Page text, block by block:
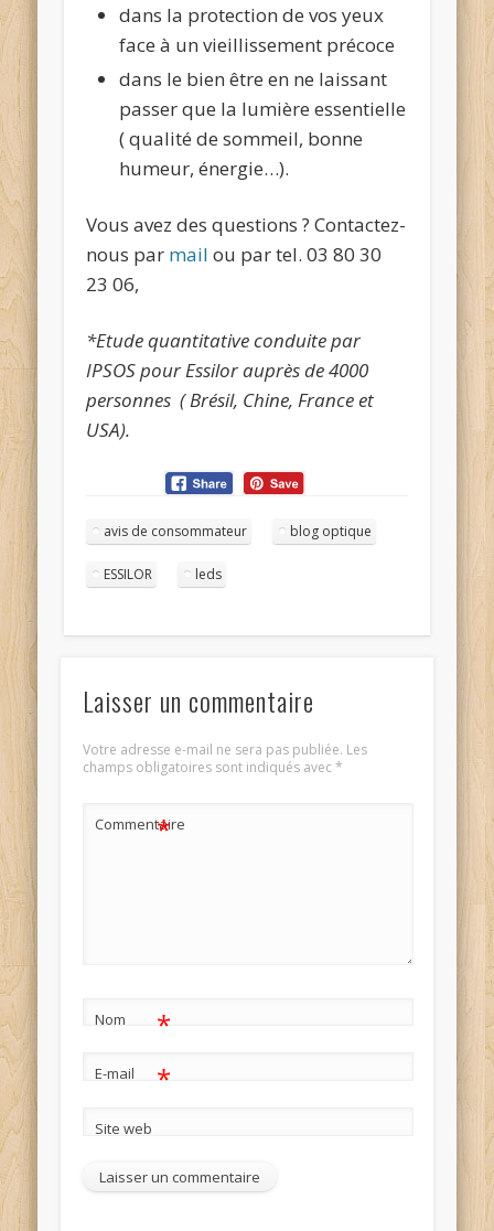
dans la protection de vos yeux
face à un vieillissement précoce
dans le bien être en ne laissant
passer que la lumière essentielle
( qualité de sommeil, bonne
humeur, énergie…).
Vous avez des questions ? Contactez-
nous par mail ou par tel. 03 80 30
23 06,
*Etude quantitative conduite par
IPSOS pour Essilor auprès de 4000
personnes ( Brésil, Chine, France et
USA).
avis de consommateur blog optique
ESSILOR leds
Laisser un commentaire
Votre adresse e-mail ne sera pas publiée. Les
champs obligatoires sont indiqués avec*
Commentaire
*
Nom *
E-mail *
Site web